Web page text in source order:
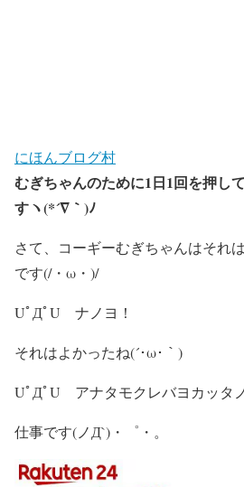
にほんブログ村
むぎちゃんのために1日1回を押し
すヽ(*´∇｀)ﾉ
さて、コーギーむぎちゃんはそれ
です(/・ω・)/
UﾟДﾟU ナノヨ！
それはよかったね(´･ω･｀)
UﾟДﾟU アナタモクレバヨカッタ
仕事です(ノД`)・゜・。